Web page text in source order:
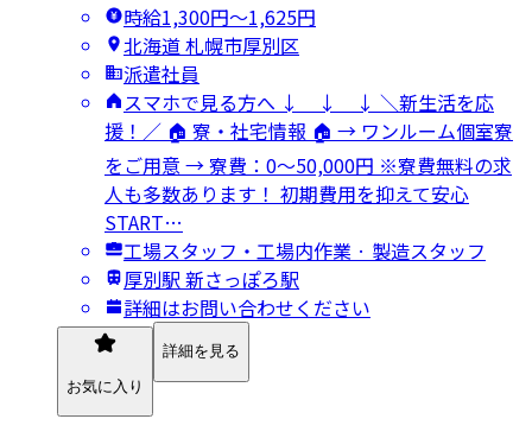
時給1,300円〜1,625円
北海道 札幌市厚別区
派遣社員
スマホで見る方へ ↓ ↓ ↓ ＼新生活を応
援！／ 🏠 寮・社宅情報 🏠 → ワンルーム個室寮
をご用意 → 寮費：0～50,000円 ※寮費無料の求
人も多数あります！ 初期費用を抑えて安心
START…
工場スタッフ・工場内作業 · 製造スタッフ
厚別駅 新さっぽろ駅
詳細はお問い合わせください
お気に入り
詳細を見る